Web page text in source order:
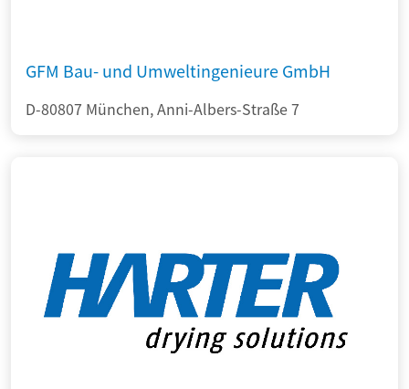
GFM Bau- und Umweltingenieure GmbH
D-80807 München, Anni-Albers-Straße 7